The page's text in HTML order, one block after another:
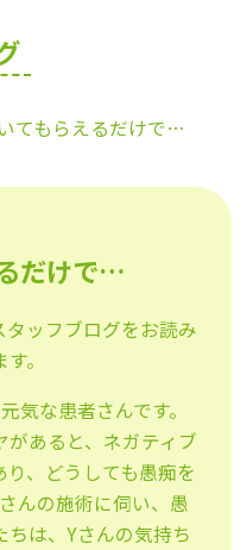
てもらえるだけで…
だけで…
ッフブログをお読み
。
気な患者さんです。
あると、ネガティブ
、どうしても愚痴を
んの施術に伺い、愚
は、Yさんの気持ち